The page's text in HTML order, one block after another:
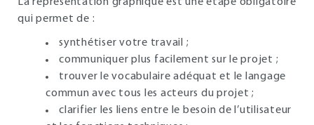
qui permet de :
synthétiser votre travail ;
communiquer plus facilement sur le projet ;
trouver le vocabulaire adéquat et le langage
commun avec tous les acteurs du projet ;
clarifier les liens entre le besoin de l’utilisateur